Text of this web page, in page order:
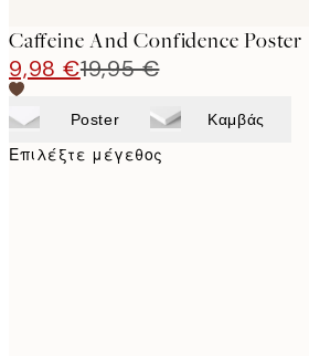
Caffeine And Confidence Poster
9,98 €19,95 €
Poster Καμβάς
Επιλέξτε μέγεθος